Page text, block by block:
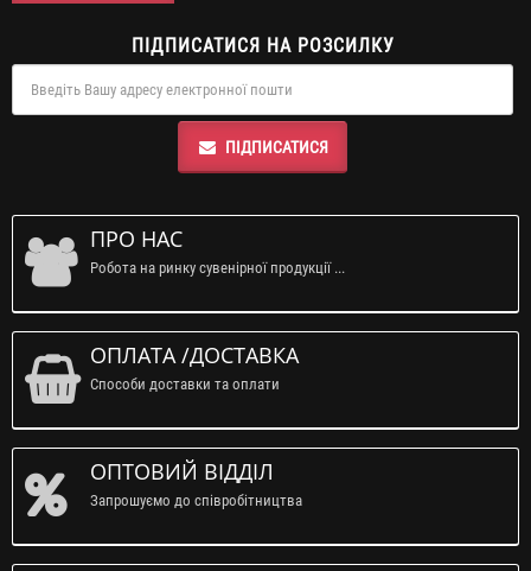
ПІДПИСАТИСЯ НА РОЗСИЛКУ
ПІДПИСАТИСЯ
ПРО НАС
Робота на ринку сувенірної продукції ...
ОПЛАТА /ДОСТАВКА
Способи доставки та оплати
ОПТОВИЙ ВІДДІЛ
Запрошуємо до співробітництва